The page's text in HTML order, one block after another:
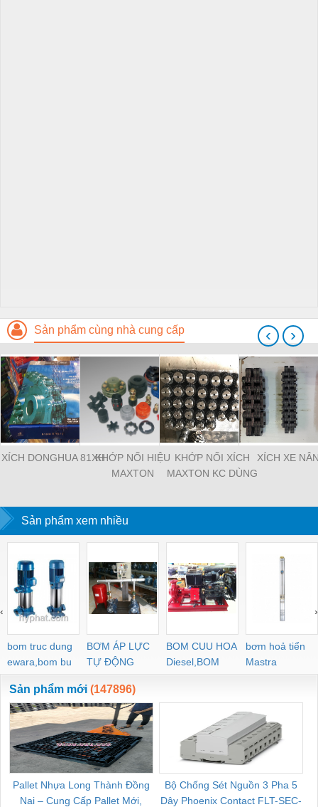
Sản phẩm cùng nhà cung cấp
XÍCH DONGHUA 81XHKHỚP NỐI HIỆU
MAXTON
KHỚP NỐI XÍCH
MAXTON KC DÙNG
CÔNG NGHIỆP
XÍCH XE
‹ ›
Sản phẩm xem nhiều
bom truc dung
ewara,bom bu
ewara
BƠM ÁP LỰC
TỰ ĐỘNG
BOM CUU HOA
Diesel,BOM
CHUA CHAY
bơm hoả tiển
Mastra
‹ ›
Sản phẩm mới (147896)
Pallet Nhựa Long Thành Đồng
Nai – Cung Cấp Pallet Mới,
Bộ Chống Sét Nguồn 3 Pha 5
Dây Phoenix Contact FLT-SEC-